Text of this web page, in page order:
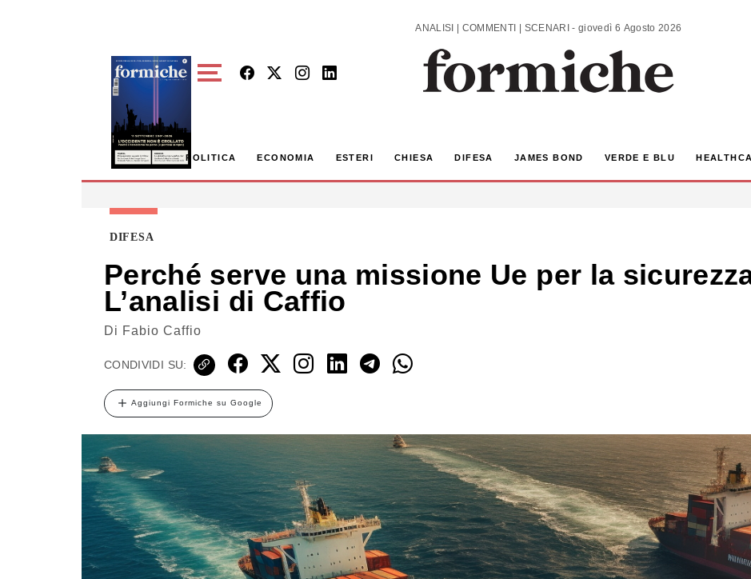
ANALISI | COMMENTI | SCENARI - giovedì 6 Agosto 2026
POLITICA ECONOMIA ESTERI CHIESA DIFESA JAMES BOND VERDE E BLU
DIFESA
Perché serve una missione Ue per la
L’analisi di Caffio
Di Fabio Caffio
CONDIVIDI SU:
Aggiungi Formiche su Google